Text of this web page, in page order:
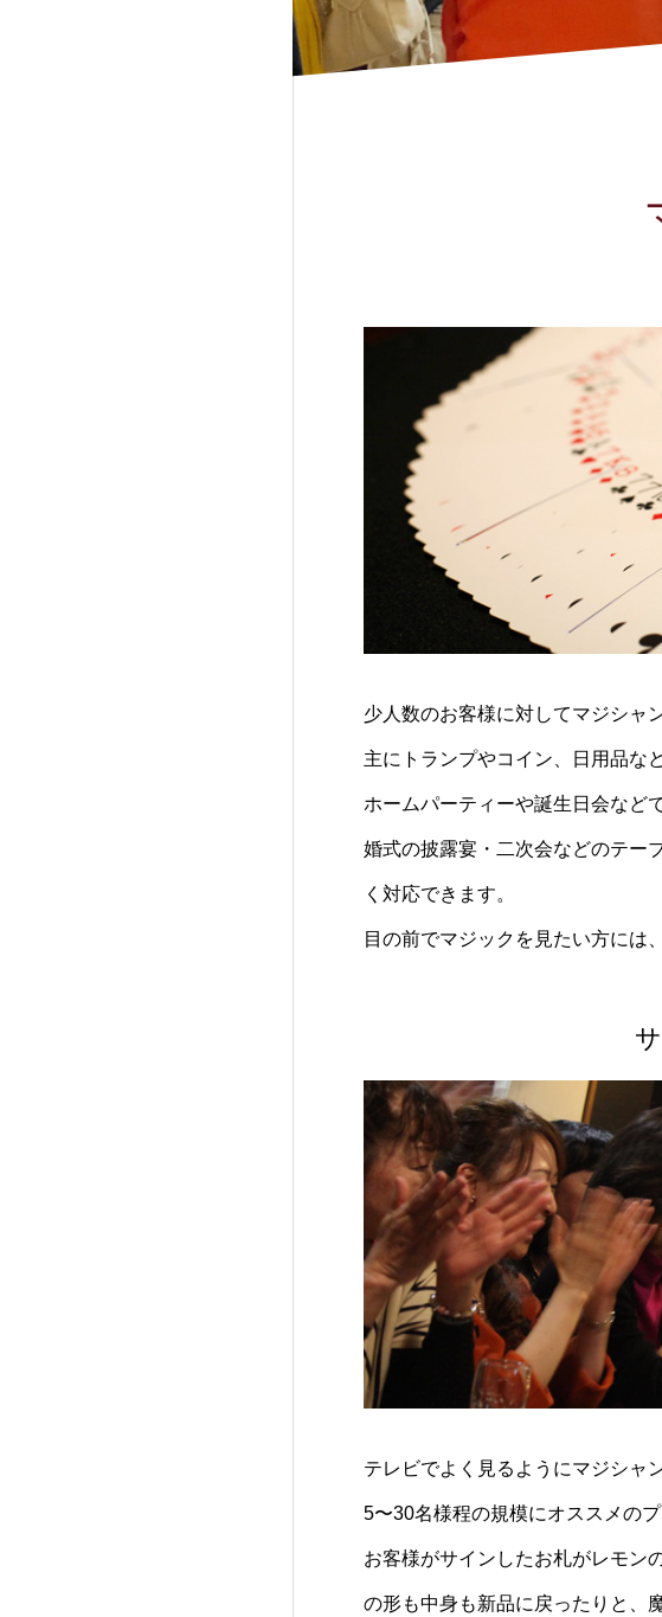
少人数のお客様に対してマジシャ
主にトランプやコイン、日用品な
ホームパーティーや誕生日会など
婚式の披露宴・二次会などのテー
く対応できます。
目の前でマジックを見たい方には
テレビでよく見るようにマジシャ
5〜30名様程の規模にオススメのプ
お客様がサインしたお札がレモン
の形も中身も新品に戻ったりと、